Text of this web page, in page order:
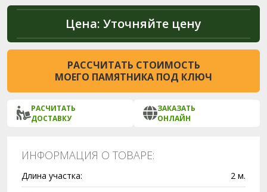
Цена: Уточняйте цену
РАССЧИТАТЬ СТОИМОСТЬ
МОЕГО ПАМЯТНИКА ПОД КЛЮЧ
РАСЧИТАТЬ
ДОСТАВКУ
ЗАКАЗАТЬ
ОНЛАЙН
ИНФОРМАЦИЯ О ТОВАРЕ:
Длина участка:
2 м.